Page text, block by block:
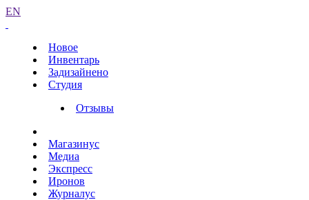
EN
Новое
Инвентарь
Задизайнено
Студия
Отзывы
Магазинус
Медиа
Экспресс
Иронов
Журналус